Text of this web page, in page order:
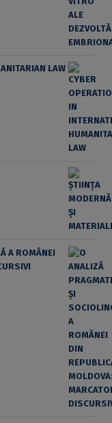
LAW
A ROMÂNEI